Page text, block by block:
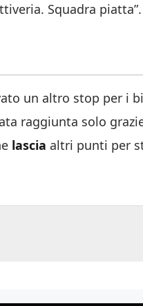
Squadra piatta”.
un altro stop per i
raggiunta solo
lascia altri punti per